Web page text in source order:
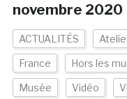
novembre 2020
ACTUALITÉS
France Hors les
Musée Vidéo